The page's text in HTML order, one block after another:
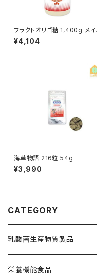
フラクトオリゴ糖 1,400g メイ
リゴG100%
¥4,104
海草物語 216粒 54g
¥3,990
CATEGORY
乳酸菌生産物質製品
栄養機能食品